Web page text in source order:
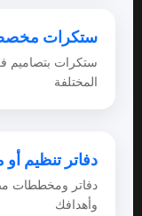
ستكرات
ستكرات بتصاميم
المختلفة
دفاتر تنظيم
دفاتر ومخططات
وأهدافك